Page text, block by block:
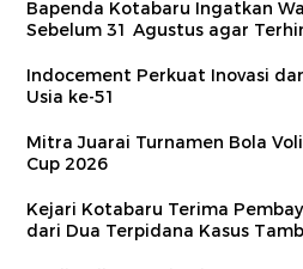
Bapenda Kotabaru Ingatkan
Sebelum 31 Agustus agar
Indocement Perkuat Inovasi
Usia ke-51
Mitra Juarai Turnamen Bola
Cup 2026
Kejari Kotabaru Terima
dari Dua Terpidana Kasus